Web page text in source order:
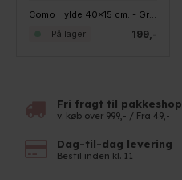
Como Hylde 40x15 cm. - Grå metal
199,-
På lager
Fri fragt til pakkeshop
v. køb over 999,- / Fra 49,-
Dag-til-dag levering
Bestil inden kl. 11